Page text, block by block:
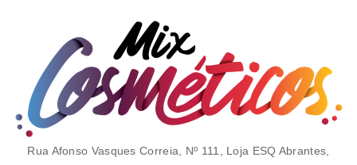
Rua Afonso Vasques Correia, Nº 111, Loja ESQ Abrantes,